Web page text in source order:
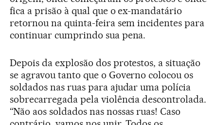
fica a prisão à qual que o ex-mandatário
retornou na quinta-feira sem incidentes para
continuar cumprindo sua pena.
Depois da explosão dos protestos, a situação
se agravou tanto que o Governo colocou os
soldados nas ruas para ajudar uma polícia
sobrecarregada pela violência descontrolada.
“Não aos soldados nas nossas ruas! Caso